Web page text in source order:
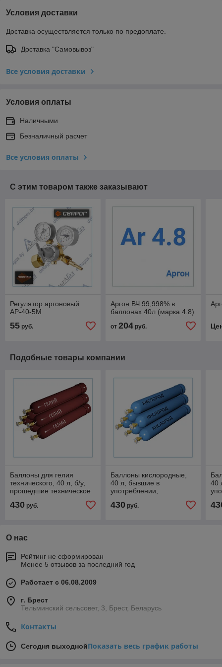
Условия доставки
Доставка осуществляется только по предоплате.
Доставка "Самовывоз"
Все условия доставки
Условия оплаты
Наличными
Безналичный расчет
Все условия оплаты
С этим товаром также заказывают
Регулятор аргоновый
АР-40-5М
55 руб.
Аргон ВЧ 99,998% в
баллонах 40л (марка 4.8)
от 204руб.
Подобные товары компании
Баллоны для гелия
технического, 40 л, б/у,
прошедшие техническое
(ГОСТ 949-73 )
430 руб.
Баллоны кислородные,
40 л, бывшие в
употреблении,
освидетельствование
430руб.
40
О нас
Рейтинг не сформирован
Менее 5 отзывов за последний год
Работает с 06.08.2009
г. Брест
Тельминский сельсовет, 3, Брест, Беларусь
Контакты
Сегодня выходнойПоказать весь график работы